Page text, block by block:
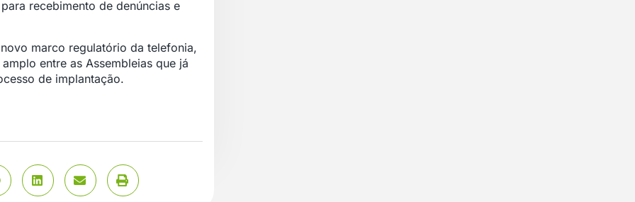
recebimento de denúncias e
marco regulatório da telefonia,
entre as Assembleias que já
de implantação.